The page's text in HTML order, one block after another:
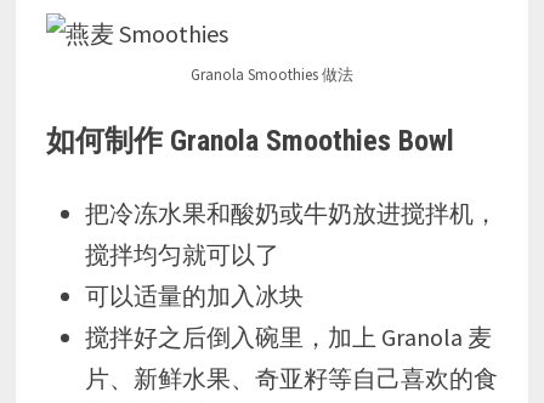
Granola Smoothies 做法
如何制作 Granola Smoothies Bowl
把冷冻水果和酸奶或牛奶放进搅拌机，
搅拌均匀就可以了
可以适量的加入冰块
搅拌好之后倒入碗里，加上 Granola 麦
片、新鲜水果、奇亚籽等自己喜欢的食